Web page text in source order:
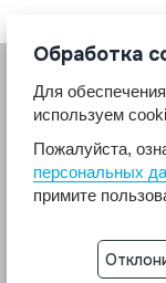
Крепеж
Обработка
Для
используем
Пожалуйста,
персональных
примите